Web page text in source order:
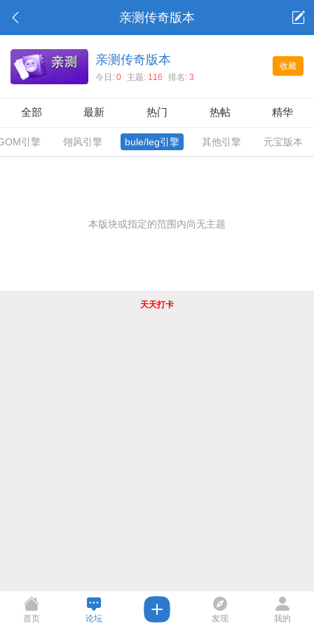
亲测传奇版本
收藏
亲测传奇版本
今日:0 主题: 116 排名:3
全部 最新 热门 热帖 精华
引擎 翎风引擎 bule/leg引擎 其他引擎 元宝版本
本版块或指定的范围内尚无主题
天天打卡
首页 论坛 发现 我的